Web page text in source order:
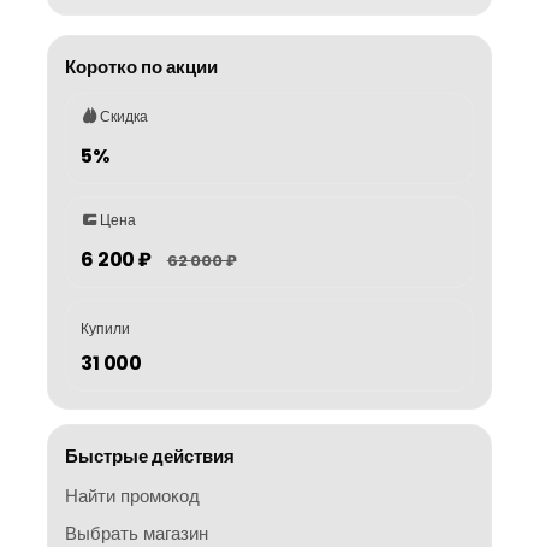
Коротко по акции
Скидка
5%
Цена
6 200 ₽ 62 000 ₽
Купили
31 000
Быстрые действия
Найти промокод
Выбрать магазин